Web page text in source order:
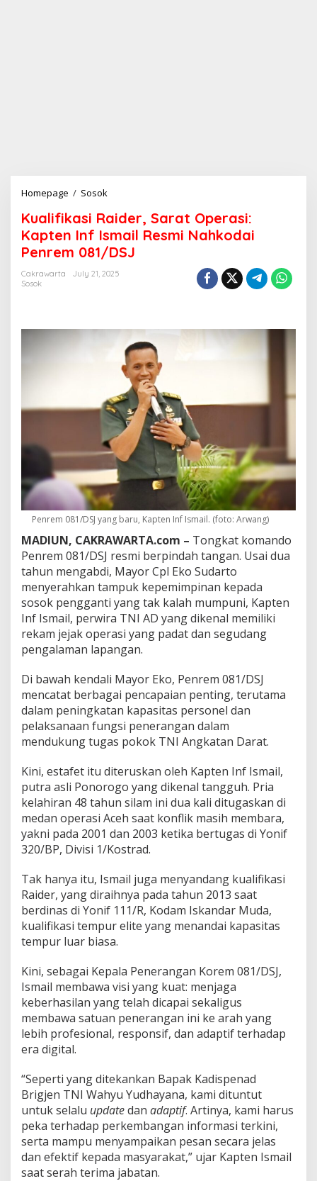
Homepage / Sosok
a
l
i
f
i
R
r
,
S
a
r
t
O
p
e
r
a
:
K
a
p
e
n
n
f
I
s
m
a
l
R
e
s
m
N
a
k
o
d
i
P
n
r
m
0
8
S
J
Kualifikasi Raider, Sarat Operasi:
Kapten Inf Ismail Resmi Nahkodai
Penrem 081/DSJ
Cakrawarta
July 21, 2025
Sosok
Penrem 081/DSJ yang baru, Kapten Inf Ismail. (foto: Arwang)
MADIUN, CAKRAWARTA.com – Tongkat komando
Penrem 081/DSJ resmi berpindah tangan. Usai dua
tahun mengabdi, Mayor Cpl Eko Sudarto
menyerahkan tampuk kepemimpinan kepada
sosok pengganti yang tak kalah mumpuni, Kapten
Inf Ismail, perwira TNI AD yang dikenal memiliki
rekam jejak operasi yang padat dan segudang
pengalaman lapangan.
Di bawah kendali Mayor Eko, Penrem 081/DSJ
mencatat berbagai pencapaian penting, terutama
dalam peningkatan kapasitas personel dan
pelaksanaan fungsi penerangan dalam
mendukung tugas pokok TNI Angkatan Darat.
Kini, estafet itu diteruskan oleh Kapten Inf Ismail,
putra asli Ponorogo yang dikenal tangguh. Pria
kelahiran 48 tahun silam ini dua kali ditugaskan di
medan operasi Aceh saat konflik masih membara,
yakni pada 2001 dan 2003 ketika bertugas di Yonif
320/BP, Divisi 1/Kostrad.
Tak hanya itu, Ismail juga menyandang kualifikasi
Raider, yang diraihnya pada tahun 2013 saat
berdinas di Yonif 111/R, Kodam Iskandar Muda,
kualifikasi tempur elite yang menandai kapasitas
tempur luar biasa.
Kini, sebagai Kepala Penerangan Korem 081/DSJ,
Ismail membawa visi yang kuat: menjaga
keberhasilan yang telah dicapai sekaligus
membawa satuan penerangan ini ke arah yang
lebih profesional, responsif, dan adaptif terhadap
era digital.
“Seperti yang ditekankan Bapak Kadispenad
Brigjen TNI Wahyu Yudhayana, kami dituntut
untuk selalu updatedan adaptif. Artinya, kami harus
peka terhadap perkembangan informasi terkini,
serta mampu menyampaikan pesan secara jelas
dan efektif kepada masyarakat,” ujar Kapten Ismail
saat serah terima jabatan.